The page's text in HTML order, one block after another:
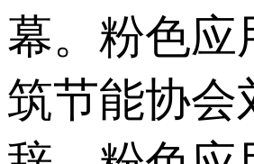
幕。粉色
筑节能协会